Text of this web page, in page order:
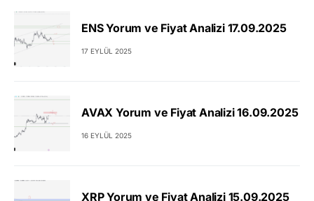
ENS Yorum ve Fiyat Analizi 17.09.2025
17 EYLÜL 2025
AVAX Yorum ve Fiyat Analizi 16.09.2025
16 EYLÜL 2025
XRP Yorum ve Fiyat Analizi 15.09.2025